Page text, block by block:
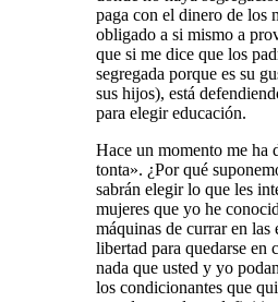
paga con el dinero de los
obligado a si mismo a
que si me dice que los
segregada porque es su
sus hijos), está
para elegir educación.
Hace un momento me ha
tonta». ¿Por qué
sabrán elegir lo que les
mujeres que yo he
máquinas de currar en las
libertad para quedarse en
nada que usted y yo
los condicionantes que